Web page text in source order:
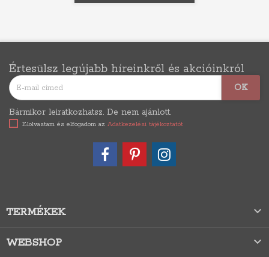
Értesülsz legújabb híreinkről és akcióinkról
Bármikor leiratkozhatsz. De nem ajánlott.
Elolvastam és elfogadom az Adatkezelési tájékoztatót
TERMÉKEK 
WEBSHOP 